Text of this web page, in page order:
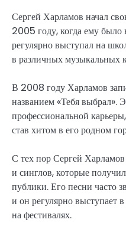
Сергей Харламов начал
2005 году, когда ему было
регулярно выступал на
в различных музыкальных
В 2008 году Харламов
названием «Тебя выбрал».
профессиональной
став хитом в его родном
С тех пор Сергей
и синглов, которые
публики. Его песни часто
и он регулярно выступает
на фестивалях.